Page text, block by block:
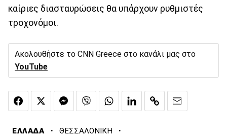
καίριες διασταυρώσεις θα υπάρχουν ρυθμιστές
τροχονόμοι.
Ακολουθήστε το CNN Greece στο κανάλι μας στο
YouTube
ΕΛΛΑΔΑ · ΘΕΣΣΑΛΟΝΙΚΗ ·